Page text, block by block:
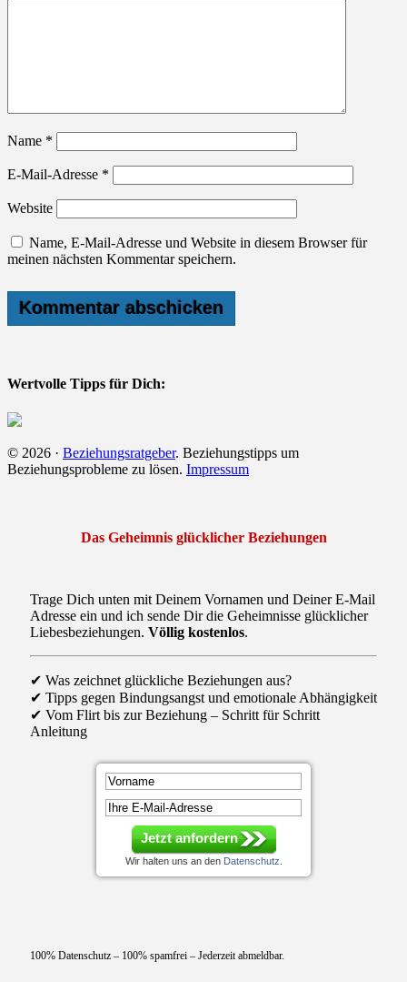
Name *
E-Mail-Adresse *
Website
Name, E-Mail-Adresse und Website in diesem Browser für
meinen nächsten Kommentar speichern.
Wertvolle Tipps für Dich:
© 2026 · Beziehungsratgeber. Beziehungstipps um
Beziehungsprobleme zu lösen. Impressum
Das Geheimnis glücklicher Beziehungen
Trage Dich unten mit Deinem Vornamen und Deiner E-Mail
Adresse ein und ich sende Dir die Geheimnisse glücklicher
Liebesbeziehungen. Völlig kostenlos.
✔ Was zeichnet glückliche Beziehungen aus?
✔ Tipps gegen Bindungsangst und emotionale Abhängigkeit
✔ Vom Flirt bis zur Beziehung – Schritt für Schritt
Anleitung
Jetzt anfordern
Wir halten uns an den Datenschutz
100% Datenschutz – 100% spamfrei – Jederzeit abmeldbar.